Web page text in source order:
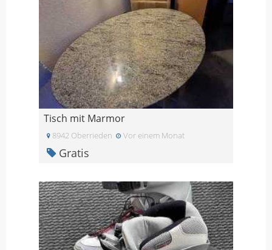
Tisch mit Marmor
8942 Oberrieden Vor einem Monat
Gratis